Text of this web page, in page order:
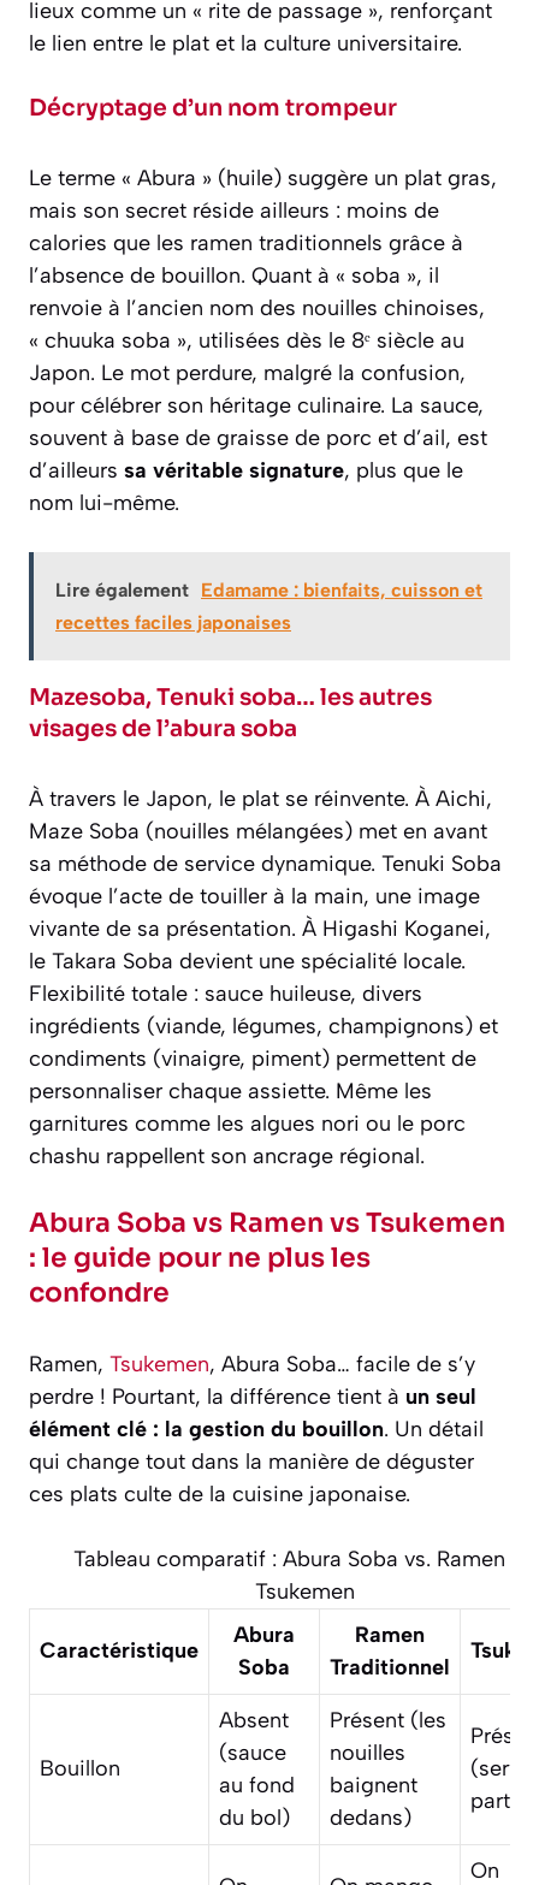
lieux comme un « rite de passage », renforçant
le lien entre le plat et la culture universitaire.
Décryptage d’un nom trompeur
Le terme « Abura » (huile) suggère un plat gras,
mais son secret réside ailleurs : moins de
calories que les ramen traditionnels grâce à
l’absence de bouillon. Quant à « soba », il
renvoie à l’ancien nom des nouilles chinoises,
« chuuka soba », utilisées dès le 8ᵉ siècle au
Japon. Le mot perdure, malgré la confusion,
pour célébrer son héritage culinaire. La sauce,
souvent à base de graisse de porc et d’ail, est
d’ailleurs sa véritable signature, plus que le
nom lui-même.
Lire également Edamame : bienfaits, cuisson et
recettes faciles japonaises
Mazesoba, Tenuki soba… les autres
visages de l’abura soba
À travers le Japon, le plat se réinvente. À Aichi,
Maze Soba (nouilles mélangées) met en avant
sa méthode de service dynamique. Tenuki Soba
évoque l’acte de touiller à la main, une image
vivante de sa présentation. À Higashi Koganei,
le Takara Soba devient une spécialité locale.
Flexibilité totale : sauce huileuse, divers
ingrédients (viande, légumes, champignons) et
condiments (vinaigre, piment) permettent de
personnaliser chaque assiette. Même les
garnitures comme les algues nori ou le porc
chashu rappellent son ancrage régional.
Abura Soba vs Ramen vs Tsukemen
: le guide pour ne plus les
confondre
Ramen, Tsukemen, Abura Soba… facile de s’y
perdre ! Pourtant, la différence tient à un seul
élément clé : la gestion du bouillon. Un détail
qui change tout dans la manière de déguster
ces plats culte de la cuisine japonaise.
Tableau comparatif : Abura Soba vs. Ramen vs.
Tsukemen
Caractéristique
Abura
Soba
Ramen
Traditionnel
Bouillon
Absent
(sauce
au fond
du bol)
Présent (les
nouilles
baignent
dedans)
(servi
part)
On